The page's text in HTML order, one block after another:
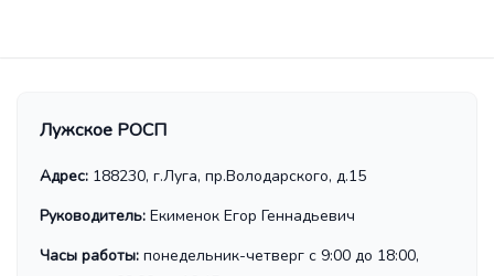
Лужское РОСП
Адрес: 188230, г.Луга, пр.Володарского, д.15
Руководитель: Екименок Егор Геннадьевич
Часы работы: понедельник-четверг с 9:00 до 18:00,